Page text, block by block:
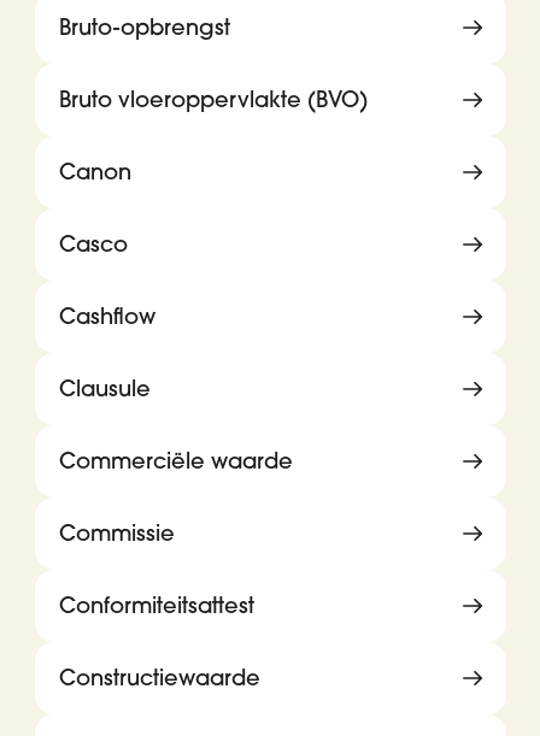
Bruto-opbrengst
Bruto vloeroppervlakte (BVO)
Canon
Casco
Cashflow
Clausule
Commerciële waarde
Commissie
Conformiteitsattest
Constructiewaarde